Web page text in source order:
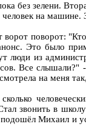
без зелени.
на машине.
поворот:
Это было
люди из
Все слышали?"
на меня
звонить в
Михаил и